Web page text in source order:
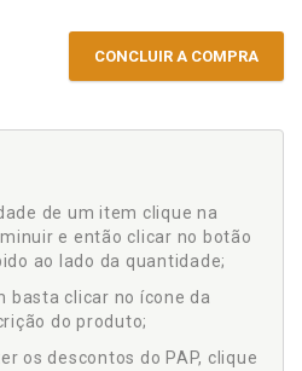
CONCLUIR A COMPRA
de um item clique na
e então clicar no botão
ao lado da quantidade;
basta clicar no ícone da
do produto;
os descontos do PAP, clique